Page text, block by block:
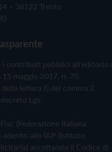
– 38122 Trento
i contributi pubblici all'editoria
maggio 2017, n. 70.
lettera f) del comma 2
Lgs.
(Federazione Italiana
aderito allo IAP (Istituto
accettando il Codice di